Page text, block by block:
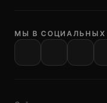
МЫ В СОЦИАЛЬНЫХ